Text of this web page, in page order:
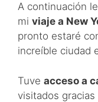
A continuación
mi viaje a New
pronto estaré
increíble ciudad
Tuve acceso a
visitados